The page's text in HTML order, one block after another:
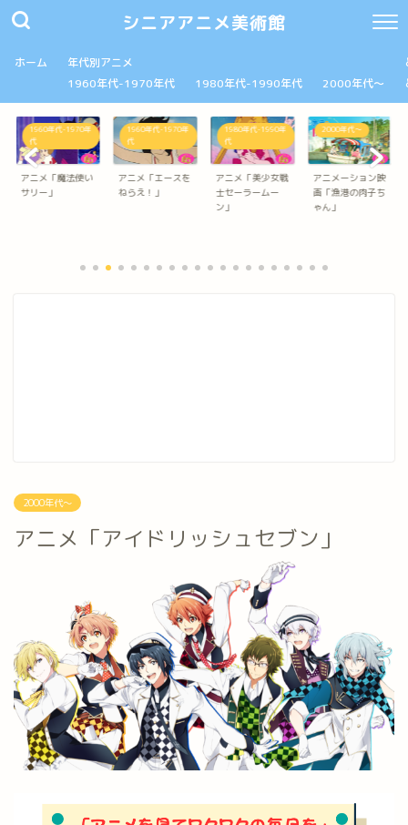
シニアアニメ美術館
ホーム
年代別アニメ
1960年代-1970年代
1980年代-1990年代 2000年代～
1960年代-1970年
代
アニメ「エースを
ねらえ！」
1980年代-1990年
代
アニメ「美少女戦
士セーラームー
2000年代～
アニメーション映
画「漁港の肉子ち
ゃん」
2000年代～
アニメ「進撃の巨
人」
2000年代～
アニメ「アイドリッシュセブン」